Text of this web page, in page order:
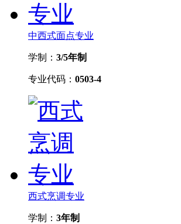
中西式面点专业
学制： 3/5年制
专业代码： 0503-4
西式烹调专业
学制： 3年制